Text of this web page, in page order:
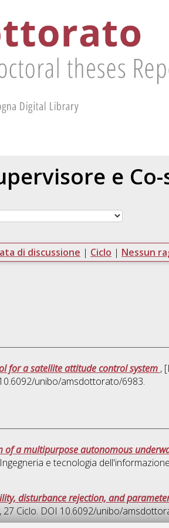
e
di discussione | Ciclo | Nessun
for a satellite attitude control system ,
unibo/amsdottorato/6983.
of a multipurpose autonomous
Ingegneria e tecnologia
disturbance rejection, and
, 27 Ciclo. DOI 10.6092/unibo/